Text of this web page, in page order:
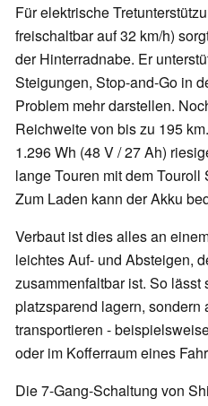
Für elektrische
freischaltbar auf 32 km/h)
der Hinterradnabe. Er
Steigungen, Stop-and-Go in
Problem mehr darstellen.
Reichweite von bis zu 195
1.296 Wh (48 V / 27 Ah)
lange Touren mit dem
Zum Laden kann der Akku
Verbaut ist dies alles an
leichtes Auf- und Absteigen,
zusammenfaltbar ist. So
platzsparend lagern, sondern
transportieren -
oder im Kofferraum eines
Die 7-Gang-Schaltung von